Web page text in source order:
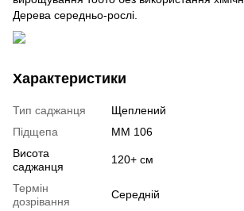
Дерева середньо-рослі.
Характеристики
Тип саджанця
Щеплений
Підщепа
ММ 106
Висота
саджанця
120+ см
Термін
дозрівання
Середній